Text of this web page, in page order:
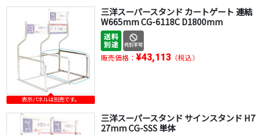
表示パネルは別売です。
三洋スーパースタンド カートゲート 連結
W665mm CG-6118C D1800mm
販売価格： ¥43,113（税込）
三洋スーパースタンド サインスタンド H7
27mm CG-SSS 単体